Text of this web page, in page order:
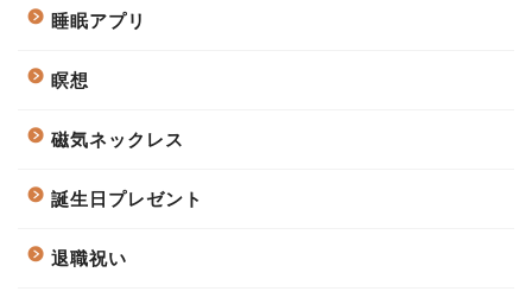
睡眠アプリ
瞑想
磁気ネックレス
誕生日プレゼント
退職祝い